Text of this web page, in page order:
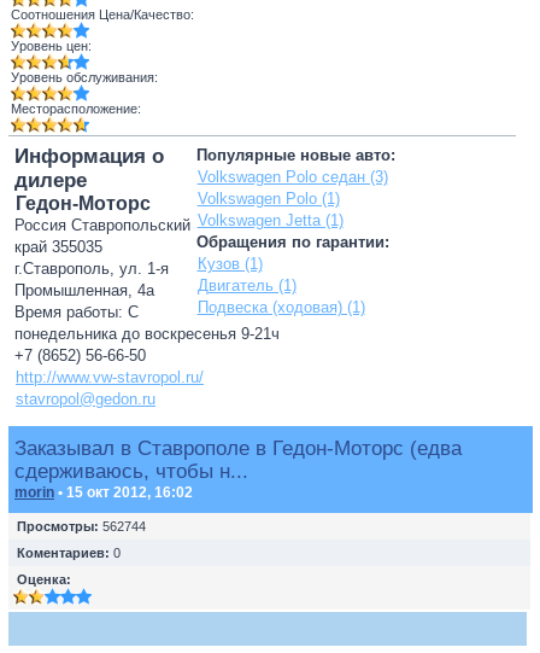
Соотношения Цена/Качество:
Уровень цен:
Уровень обслуживания:
Месторасположение:
Популярные новые авто:
Volkswagen Polo седан (3)
Volkswagen Polo (1)
Volkswagen Jetta (1)
Обращения по гарантии:
Кузов (1)
Двигатель (1)
Подвеска (ходовая) (1)
Информация о
дилере
Гедон-Моторс
Россия Ставропольский
край 355035
г.Ставрополь, ул. 1-я
Промышленная, 4а
Время работы: С
понедельника до воскресенья 9-21ч
+7 (8652) 56-66-50
http://www.vw-stavropol.ru/
stavropol@gedon.ru
Заказывал в Ставрополе в Гедон-Моторс (едва
сдерживаюсь, чтобы н...
morin • 15 окт 2012, 16:02
Просмотры: 562744
Коментариев: 0
Оценка: